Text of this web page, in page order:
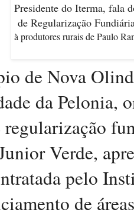
Presidente do Iterma, fala
de Regularização
à produtores rurais de Paulo
de Nova
da Pelonia,
Verde,
pelo
de